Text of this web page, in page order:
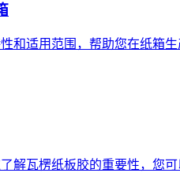
适用范围，帮助您在纸箱
解瓦楞纸板胶的重要性，您可